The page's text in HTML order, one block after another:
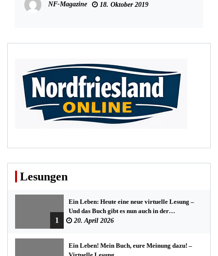
NF-Magazine 18. Oktober 2019
Lesungen
1
Ein Leben: Heute eine neue virtuelle Lesung –
Und das Buch gibt es nun auch in der
Bredstedter Stadtbuchhandlung
20. April 2026
Ein Leben! Mein Buch, eure Meinung dazu! –